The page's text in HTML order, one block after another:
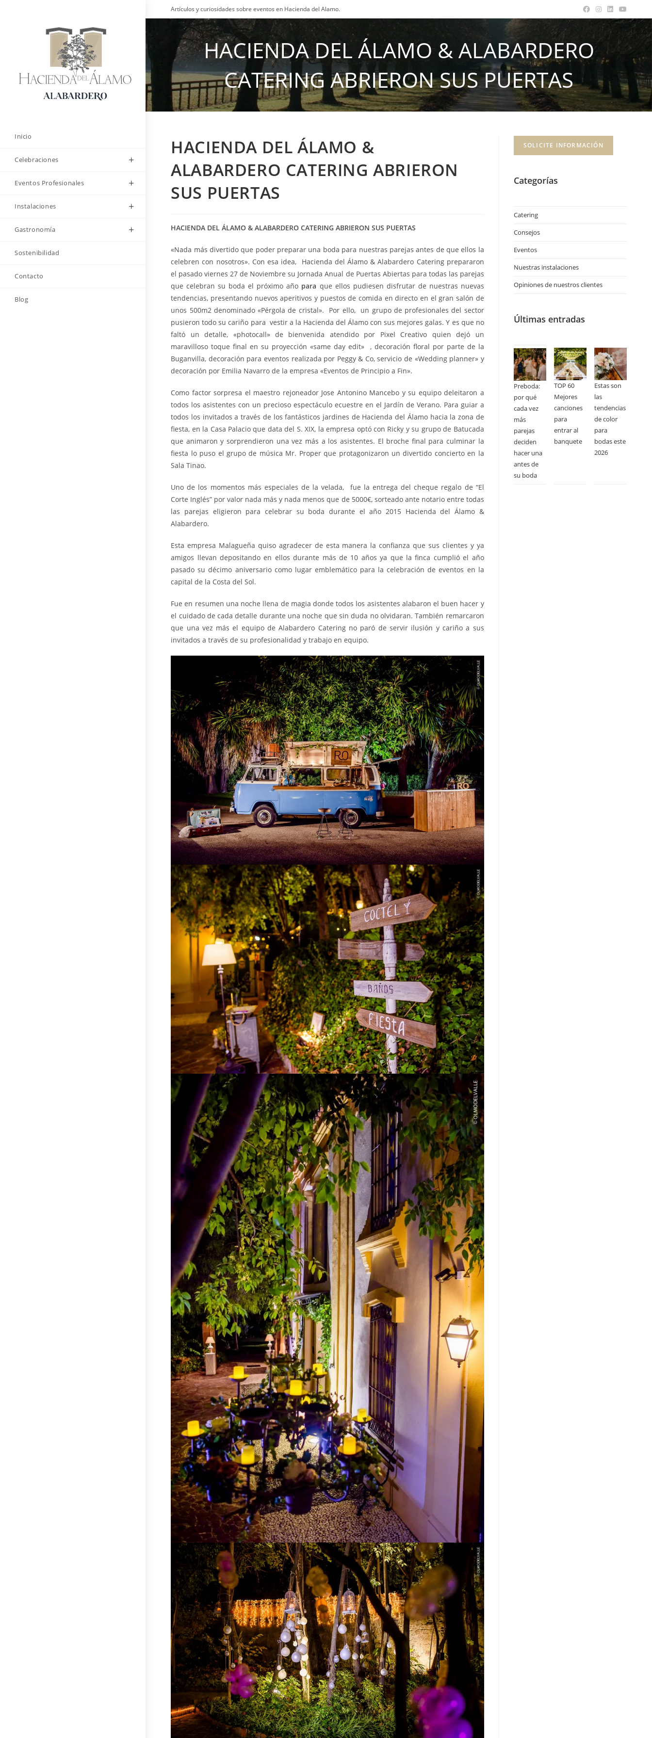
al
contenido
Artículos y curiosidades sobre eventos en Hacienda del Alamo.
Inicio
Celebraciones
Eventos Profesionales
Instalaciones
Gastronomía
Sostenibilidad
Contacto
Blog
HACIENDA DEL ÁLAMO & ALABARDERO
CATERING ABRIERON SUS PUERTAS
HACIENDA DEL ÁLAMO &
ALABARDERO CATERING ABRIERON
SUS PUERTAS
HACIENDA DEL ÁLAMO & ALABARDERO CATERING ABRIERON SUS PUERTAS
«Nada más divertido que poder preparar una boda para nuestras parejas antes de que ellos la
celebren con nosotros». Con esa idea, Hacienda del Álamo & Alabardero Catering prepararon
el pasado viernes 27 de Noviembre su Jornada Anual de Puertas Abiertas para todas las parejas
que celebran su boda el próximo año para que ellos pudiesen disfrutar de nuestras nuevas
tendencias, presentando nuevos aperitivos y puestos de comida en directo en el gran salón de
unos 500m2 denominado «Pérgola de cristal». Por ello, un grupo de profesionales del sector
pusieron todo su cariño para vestir a la Hacienda del Álamo con sus mejores galas. Y es que no
faltó un detalle, «photocall» de bienvenida atendido por Pixel Creativo quien dejó un
maravilloso toque final en su proyección «same day edit» , decoración floral por parte de la
Buganvilla, decoración para eventos realizada por Peggy & Co, servicio de «Wedding planner» y
decoración por Emilia Navarro de la empresa «Eventos de Principio a Fin».
Como factor sorpresa el maestro rejoneador Jose Antonino Mancebo y su equipo deleitaron a
todos los asistentes con un precioso espectáculo ecuestre en el Jardín de Verano. Para guiar a
todos los invitados a través de los fantásticos jardines de Hacienda del Álamo hacia la zona de
fiesta, en la Casa Palacio que data del S. XIX, la empresa optó con Ricky y su grupo de Batucada
que animaron y sorprendieron una vez más a los asistentes. El broche final para culminar la
fiesta lo puso el grupo de música Mr. Proper que protagonizaron un divertido concierto en la
Sala Tinao.
Uno de los momentos más especiales de la velada, fue la entrega del cheque regalo de “El
Corte Inglés” por valor nada más y nada menos que de 5000€, sorteado ante notario entre todas
las parejas eligieron para celebrar su boda durante el año 2015 Hacienda del Álamo &
Alabardero.
Esta empresa Malagueña quiso agradecer de esta manera la confianza que sus clientes y ya
amigos llevan depositando en ellos durante más de 10 años ya que la finca cumplió el año
pasado su décimo aniversario como lugar emblemático para la celebración de eventos en la
capital de la Costa del Sol.
Fue en resumen una noche llena de magia donde todos los asistentes alabaron el buen hacer y
el cuidado de cada detalle durante una noche que sin duda no olvidaran. También remarcaron
que una vez más el equipo de Alabardero Catering no paró de servir ilusión y cariño a sus
invitados a través de su profesionalidad y trabajo en equipo.
SOLICITE INFORMACIÓN
Categorías
Catering
Consejos
Eventos
Nuestras instalaciones
Opiniones de nuestros clientes
Últimas entradas
Preboda:
por qué
cada vez
más
parejas
deciden
hacer una
antes de
su boda
TOP 60
Mejores
canciones
para
entrar al
banquete
Estas son
las
tendencias
de color
para
bodas este
2026